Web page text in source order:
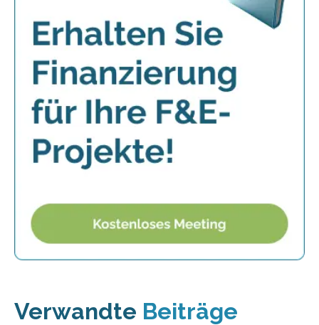
Verwandte Beiträge